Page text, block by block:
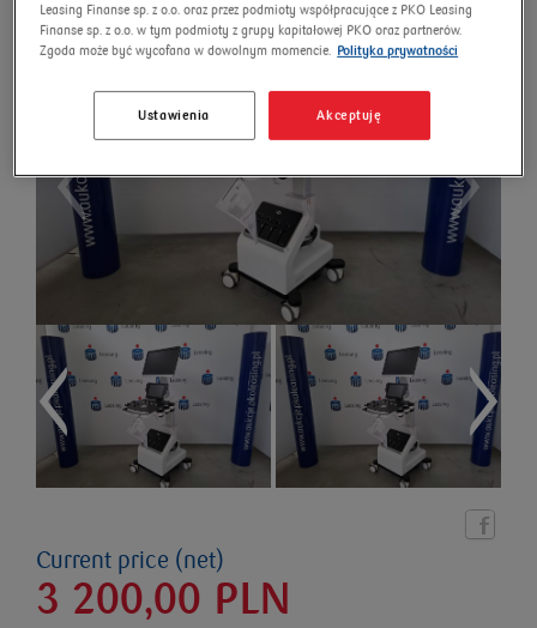
Current price (net)
3 200,00 PLN
Leasing Finanse sp. z o.o. oraz przez podmioty współpracujące z PKO Leasing
Finanse sp. z o.o. w tym podmioty z grupy kapitałowej PKO oraz partnerów.
Zgoda może być wycofana w dowolnym momencie. Polityka prywatności
Akceptuję
Ustawienia